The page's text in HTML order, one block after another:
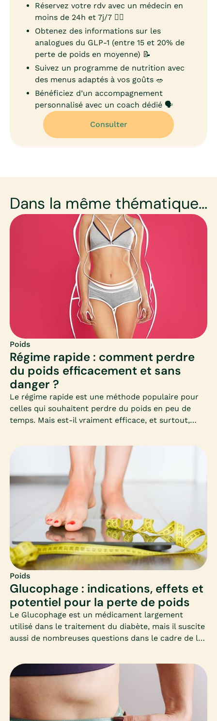
Réservez votre rdv avec un médecin en
moins de 24h et 7j/7 👨‍⚕️
Obtenez des informations sur les
analogues du GLP-1 (entre 15 et 20% de
perte de poids en moyenne) 📝
Suivez un programme de nutrition avec
des menus adaptés à vos goûts 🥗
Bénéficiez d’un accompagnement
personnalisé avec un coach dédié 🗣️
Consulter
Dans la même thématique...
Poids
Régime rapide : comment perdre
du poids efficacement et sans
danger ?
Le régime rapide est une méthode populaire pour
celles qui souhaitent perdre du poids en peu de
temps. Mais est-il vraiment efficace, et surtout,
article complet les clés pour comprendre, choisir et
appliquer un régime rapide adapté à vos besoins,
sans mettre votre corps en difficulté.
Poids
Glucophage : indications, effets et
potentiel pour la perte de poids
Le Glucophage est un médicament largement
utilisé dans le traitement du diabète, mais il suscite
aussi de nombreuses questions dans le cadre de la
panorama clair et adapté, à destination des femmes
qui souhaitent perdre du poids et s’interrogent sur